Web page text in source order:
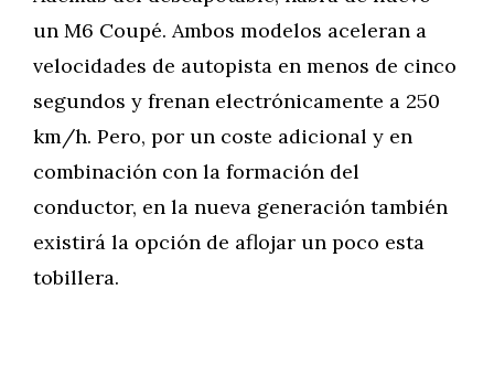
un M6 Coupé. Ambos modelos aceleran a
velocidades de autopista en menos de cinco
segundos y frenan electrónicamente a 250
km/h. Pero, por un coste adicional y en
combinación con la formación del
conductor, en la nueva generación también
existirá la opción de aflojar un poco esta
tobillera.